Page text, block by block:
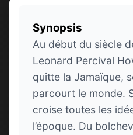
Synopsis
Au début du siècle
Leonard Percival
quitte la Jamaïque,
parcourt le monde.
croise toutes les
l’époque. Du